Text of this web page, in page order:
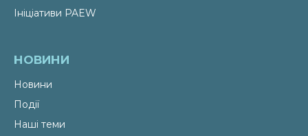
Ініціативи PAEW
НОВИНИ
Новини
Події
Наші теми